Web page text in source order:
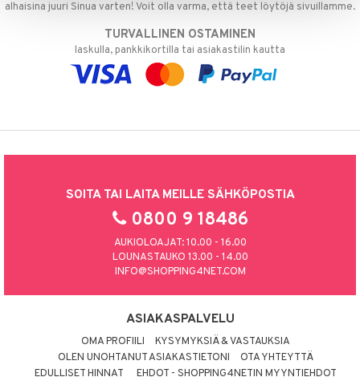
alhaisina juuri Sinua varten! Voit olla varma, että teet löytöjä sivuillamme.
TURVALLINEN OSTAMINEN
laskulla, pankkikortilla tai asiakastilin kautta
SOITA TAI LAITA MEILLE SÄHKÖPOSTIA
0800 9 18486
AUKIOLOAJAT: 10.00 - 16.00
LOUNASTAUKO 13.00 - 14.00
INFO@SHOPPING4NET.COM
ASIAKASPALVELU
OMA PROFIILI
KYSYMYKSIÄ & VASTAUKSIA
OLEN UNOHTANUT ASIAKASTIETONI
OTA YHTEYTTÄ
EDULLISET HINNAT
EHDOT - SHOPPING4NETIN MYYNTIEHDOT